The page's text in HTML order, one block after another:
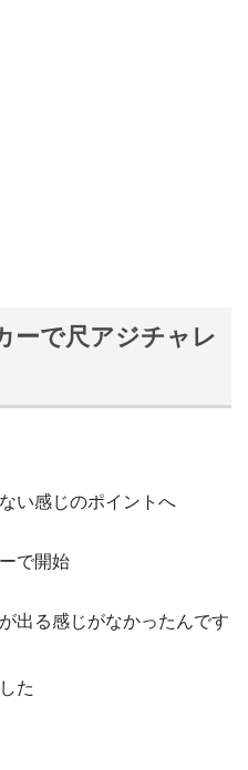
ーで尺アジチャレ
い感じのポイントへ
で開始
出る感じがなかったんです
た